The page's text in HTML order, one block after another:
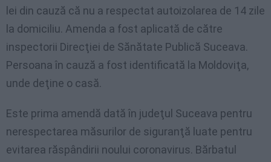
lei din cauză că nu a respectat autoizolarea de 14 zile
la domiciliu. Amenda a fost aplicată de către
inspectorii Direcţiei de Sănătate Publică Suceava.
Persoana în cauză a fost identificată la Moldoviţa,
unde deţine o casă.
Este prima amendă dată în judeţul Suceava pentru
nerespectarea măsurilor de siguranţă luate pentru
evitarea răspândirii noului coronavirus. Bărbatul